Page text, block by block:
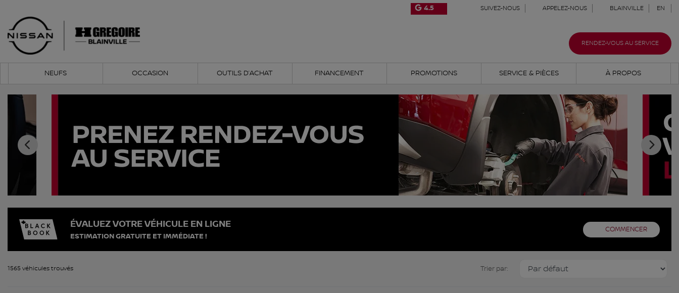
4.5 SUIVEZ-NOUS APPELEZ-NOUS BLAINVILLE EN
RENDEZ-VOUS AU SERVICE
NEUFS OCCASION OUTILS D’ACHAT FINANCEMENT PROMOTIONS SERVICE & PIÈCES À PROPOS
ÉVALUEZ VOTRE VÉHICULE EN LIGNE
ESTIMATION GRATUITE ET IMMÉDIATE !
COMMENCER
1565 véhicules trouvés Trier par: